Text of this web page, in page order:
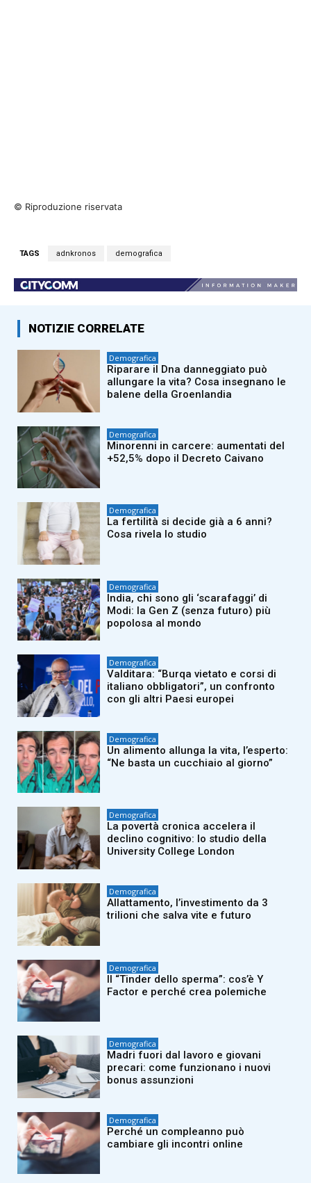
© Riproduzione riservata
TAGS adnkronos demografica
NOTIZIE CORRELATE
Demografica
Riparare il Dna danneggiato può
allungare la vita? Cosa insegnano le
balene della Groenlandia
Demografica
Minorenni in carcere: aumentati del
+52,5% dopo il Decreto Caivano
Demografica
La fertilità si decide già a 6 anni?
Cosa rivela lo studio
Demografica
India, chi sono gli ‘scarafaggi’ di
Modi: la Gen Z (senza futuro) più
popolosa al mondo
Demografica
Valditara: “Burqa vietato e corsi di
italiano obbligatori”, un confronto
con gli altri Paesi europei
Demografica
Un alimento allunga la vita, l’esperto:
“Ne basta un cucchiaio al giorno”
Demografica
La povertà cronica accelera il
declino cognitivo: lo studio della
University College London
Demografica
Allattamento, l’investimento da 3
trilioni che salva vite e futuro
Demografica
Il “Tinder dello sperma”: cos’è Y
Factor e perché crea polemiche
Demografica
Madri fuori dal lavoro e giovani
precari: come funzionano i nuovi
bonus assunzioni
Demografica
Perché un compleanno può
cambiare gli incontri online